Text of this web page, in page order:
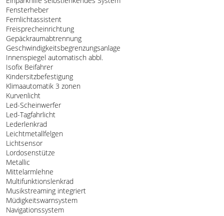
Fensterheber
Fernlichtassistent
Freisprecheinrichtung
Gepäckraumabtrennung
Geschwindigkeitsbegrenzungsanlage
Innenspiegel automatisch abbl.
Isofix Beifahrer
Kindersitzbefestigung
Klimaautomatik 3 zonen
Kurvenlicht
Led-Scheinwerfer
Led-Tagfahrlicht
Lederlenkrad
Leichtmetallfelgen
Lichtsensor
Lordosenstütze
Metallic
Mittelarmlehne
Multifunktionslenkrad
Musikstreaming integriert
Müdigkeitswarnsystem
Navigationssystem